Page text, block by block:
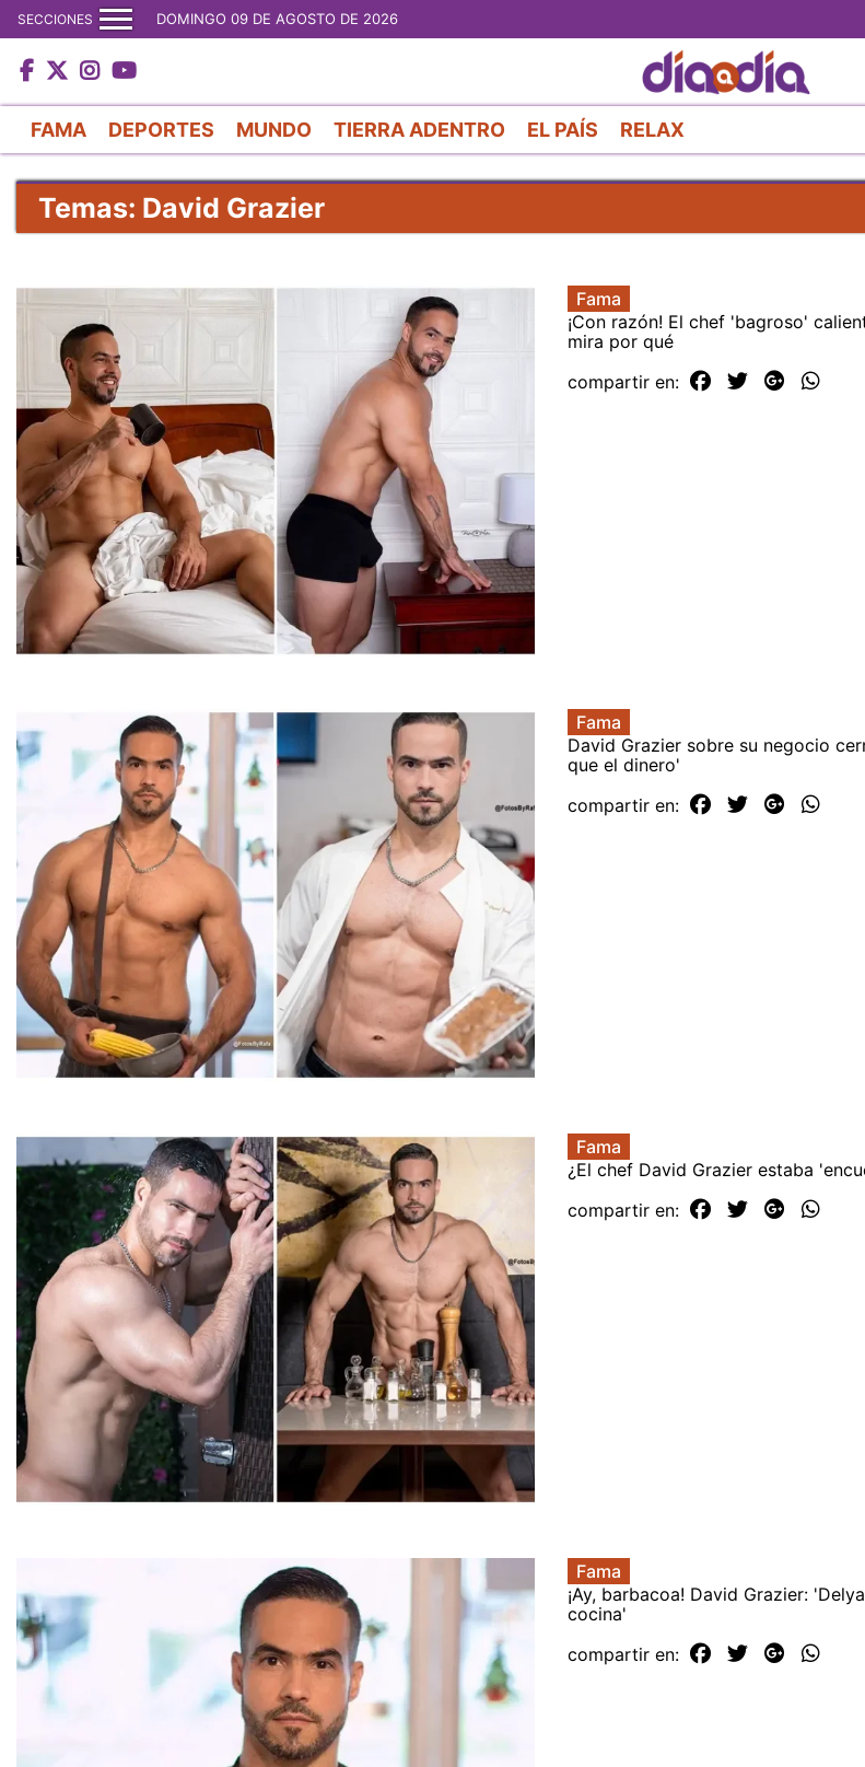
al
contenido
principal
SECCIONES DOMINGO 09 DE AGOSTO DE 2026
FAMA DEPORTES MUNDO TIERRA ADENTRO EL PAÍS RELAX
Temas: David Grazier
Fama
¡Con razón! El chef 'bagroso'
mira por qué
compartir en:
Fama
David Grazier sobre su negocio
que el dinero'
compartir en:
Fama
¿El chef David Grazier estaba
compartir en:
Fama
¡Ay, barbacoa! David Grazier:
cocina'
compartir en: